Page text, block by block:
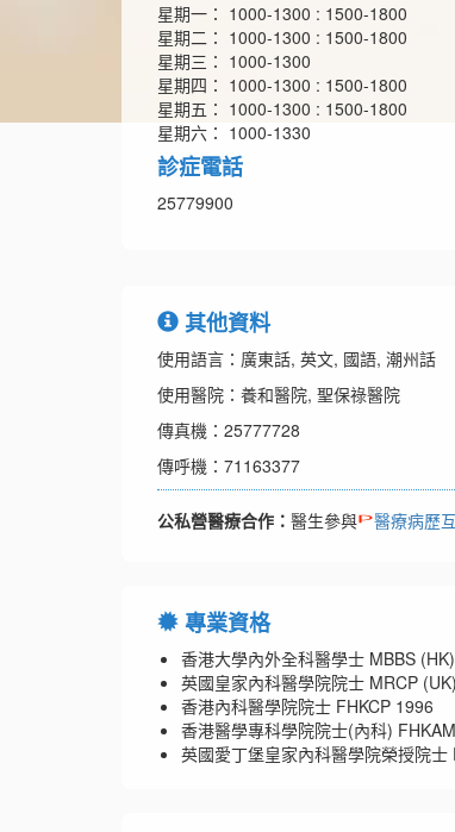
星期一： 1000-1300 : 1500-1800
星期二： 1000-1300 : 1500-1800
星期三： 1000-1300
星期四： 1000-1300 : 1500-1800
星期五： 1000-1300 : 1500-1800
星期六： 1000-1330
診症電話
25779900
其他資料
使用語言：廣東話, 英文, 國語, 潮州話
使用醫院：養和醫院, 聖保祿醫院
傳真機：25777728
傳呼機：71163377
公私營醫療合作： 醫生參與 醫療病歷
專業資格
香港大學內外全科醫學士 MBBS
英國皇家內科醫學院院士 MRCP
香港內科醫學院院士 FHKCP 1996
香港醫學專科學院院士(內科)
英國愛丁堡皇家內科醫學院榮授院